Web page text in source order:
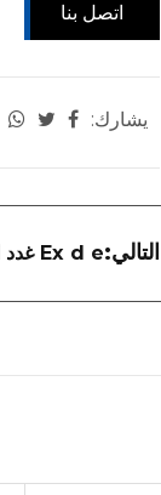
اتصل بنا
يشارك:
التالي:Ex d e غدد الكابلات غير المدرعة للمناطق الخطرة